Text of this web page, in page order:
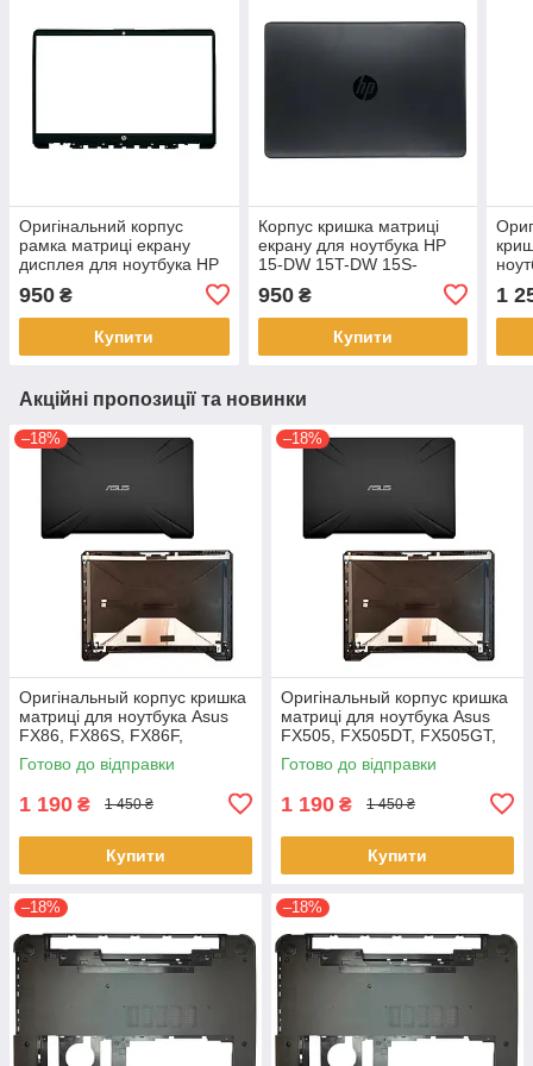
Оригінальний корпус
рамка матриці екрану
дисплея для ноутбука HP
15T-DY 15-DY 15-EF 15Z-
EF 15S-EQ 15S-FQ
950 ₴
Купити
Корпус кришка матриці
екрану для ноутбука HP
15-DW 15T-DW 15S-
GW AP2H8000900
L94456-001
950₴
Купити
001)
1
Акційні пропозиції та новинки
–18%
Оригінальный корпус кришка
матриці для ноутбука Asus
FX86, FX86S, FX86F,
FX86SF Series
Готово до відправки
1 190 ₴ 1 450 ₴
Купити
–18%
Оригінальный корпус кришка
матриці для ноутбука Asus
FX505, FX505DT, FX505GT,
FX505GE, FX505GD,
FX505DD
Готово до відправки
1 190 ₴ 1 450 ₴
Купити
–18% –18%